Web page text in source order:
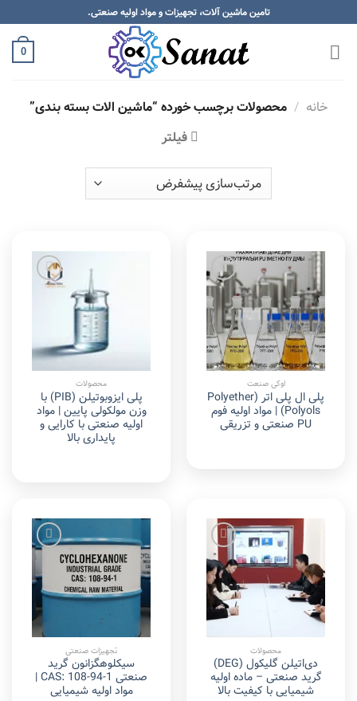
Skip
to
content
تامین ماشین آلات، تجهیزات و مواد اولیه صنعتی.
0
خانه / محصولات برچسب خورده “ماشین الات بسته بندی”
فیلتر
Add to
wishlist
اوکی صنعت
پلی ال پلی اتر (Polyether
Polyols) | مواد اولیه فوم
PU صنعتی و تزریقی
Add to
محصولات
پلی ایزوبوتیلن (PIB) با
وزن مولکولی پایین | مواد
اولیه صنعتی با کارایی و
پایداری بالا
Add to
wishlist
محصولات
دی‌اتیلن گلیکول (DEG)
گرید صنعتی – ماده اولیه
شیمیایی با کیفیت بالا
Add to
wishlist
تجهیزات صنعتی
سیکلوهگزانون گرید
صنعتی CAS: 108-94-1 |
مواد اولیه شیمیایی